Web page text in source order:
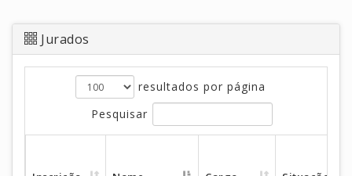
Jurados
resultados por página
Pesquisar